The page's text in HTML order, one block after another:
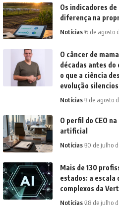
Os indicadores
diferença na
Notícias 6 de agosto
O câncer de
décadas antes
o que a ciência
evolução
Notícias 3 de agosto
O perfil do CEO
artificial
Notícias 30 de julho
Mais de 130
estados: a
complexos da
Notícias 28 de julho